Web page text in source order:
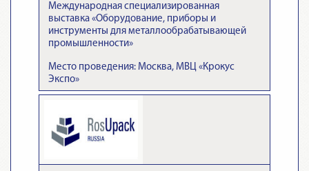
Международная специализированная
выставка «Оборудование, приборы и
инструменты для металлообрабатывающей
промышленности»
Место проведения: Москва, МВЦ «Крокус
Экспо»